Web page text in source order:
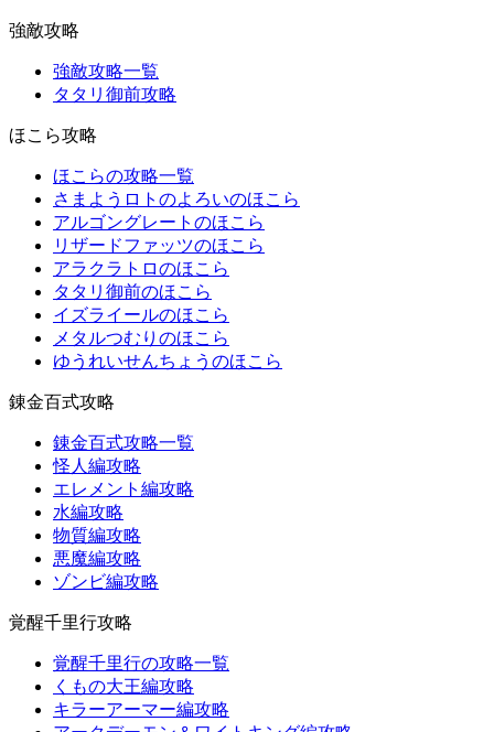
強敵攻略
強敵攻略一覧
タタリ御前攻略
ほこら攻略
ほこらの攻略一覧
さまようロトのよろいのほこら
アルゴングレートのほこら
リザードファッツのほこら
アラクラトロのほこら
タタリ御前のほこら
イズライールのほこら
メタルつむりのほこら
ゆうれいせんちょうのほこら
錬金百式攻略
錬金百式攻略一覧
怪人編攻略
エレメント編攻略
水編攻略
物質編攻略
悪魔編攻略
ゾンビ編攻略
覚醒千里行攻略
覚醒千里行の攻略一覧
くもの大王編攻略
キラーアーマー編攻略